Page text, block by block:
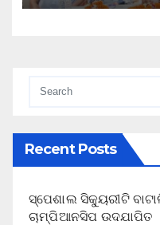
Recent Posts
ସ୍ପେଶାଲ ସିକ୍ୟୁରୀଟି
ଚାମ୍ପିଆନସିପ ଉଦଯାପିତ